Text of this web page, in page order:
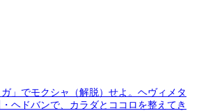
ガ」でモクシャ（解脱）せよ。ヘヴィメタ
ヘドバンで、カラダとココロを整えてき